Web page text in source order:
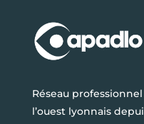
Réseau
l’ouest lyonnais